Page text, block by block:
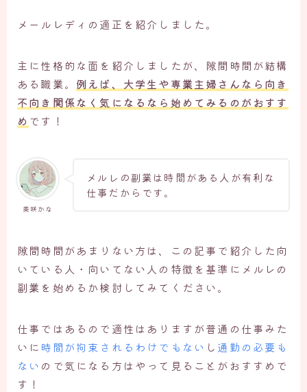
メールレディの適正を紹介しました。
主に性格的な面を紹介しましたが、隙間時間が結構
ある職業。 例えば、大学生や専業主婦さんなら向き
不向き関係なく気になるなら始めてみるのがおすす
め です！
美咲かな
メルレの副業は時間がある人が有利な
仕事だからです。
隙間時間があまりない方は、この記事で紹介した向
いている人・向いてない人の特徴を基準にメルレの
副業を始めるか検討してみてください。
仕事ではあるので適性はありますが普通の仕事みた
いに 時間が拘束されるわけでもない し 通勤の必要も
ない ので気になる方はやって見ることがおすすめで
す！